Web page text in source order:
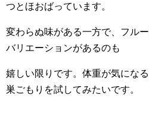
つとほおばっています。
変わらぬ味がある一方で、フル
バリエーションがあるのも
嬉しい限りです。体重が気にな
巣ごもりを試してみたいです。